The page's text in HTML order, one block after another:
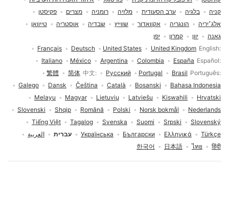
בחירת שפה
English
United Kingdom
United States
Deutsch
Français
Español
España
Colombia
Argentina
México
Italiano
Português
Brasil
Portugal
Русский
中文
简体
繁體
Bahasa Indonesia
Bosanski
Català
Čeština
Dansk
Galego
Hrvatski
Kiswahili
Latviešu
Lietuvių
Magyar
Melayu
Nederlands
Norsk bokmål
Polski
Română
Shqip
Slovenski
Slovenský
Srpski
Suomi
Svenska
Tagalog
Tiếng Việt
Türkçe
Ελληνικά
Български
Українська עברית
العربية
हिंदी
ไทย
日本語
한국어
קניה
בלגיה ערב הסעודית מלזיה רומניה מצרים
פקיסטן
אלג׳יריה
הונגריה אקוואדור שווייץ שבדיה אוסטריה
טייוואן
גאנה
יוון קמרון יפן